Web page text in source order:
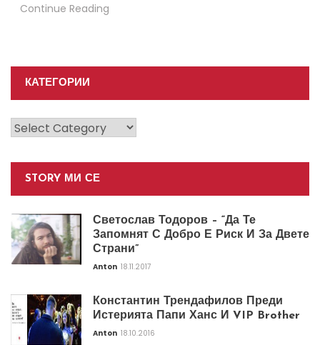
Continue Reading
КАТЕГОРИИ
Категории
STORY МИ СЕ
Светослав Тодоров – “Да Те
Запомнят С Добро Е Риск И За Двете
Страни”
Anton 18.11.2017
Константин Трендафилов Преди
Истерията Папи Ханс И VIP Brother
Anton 18.10.2016